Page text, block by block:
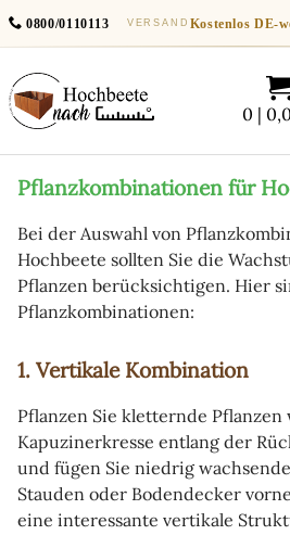
0800/0110113 VERSAND Kostenlos DE-
0 |
Pflanzkombinationen für
Bei der Auswahl von
Hochbeete sollten Sie die
Pflanzen berücksichtigen. Hier
Pflanzkombinationen:
1. Vertikale Kombination
Pflanzen Sie kletternde Pflanzen
Kapuzinerkresse entlang der
und fügen Sie niedrig
Stauden oder Bodendecker
eine interessante vertikale